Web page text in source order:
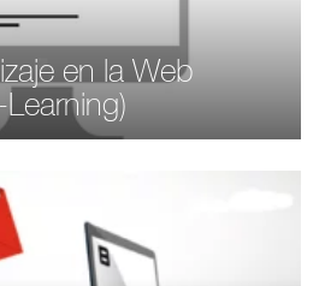
en la Web
Learning)